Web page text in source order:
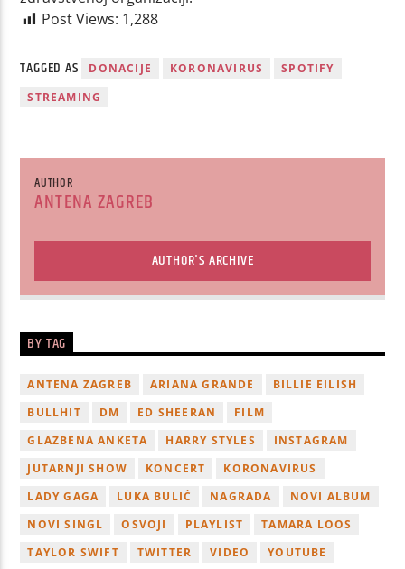
Post Views: 1,288
TAGGED AS DONACIJE KORONAVIRUS
SPOTIFY
STREAMING
AUTHOR
ANTENA ZAGREB
AUTHOR'S ARCHIVE
BY TAG
ANTENA ZAGREB ARIANA GRANDE
BILLIE EILISH
BULLHIT
DM ED SHEERAN
FILM
GLAZBENA ANKETA
HARRY STYLES
INSTAGRAM
JUTARNJI SHOW
KONCERT
KORONAVIRUS
LADY GAGA
LUKA BULIĆ NAGRADA
NOVI ALBUM
NOVI SINGL
OSVOJI PLAYLIST
TAMARA LOOS
TAYLOR SWIFT
TWITTER VIDEO
YOUTUBE